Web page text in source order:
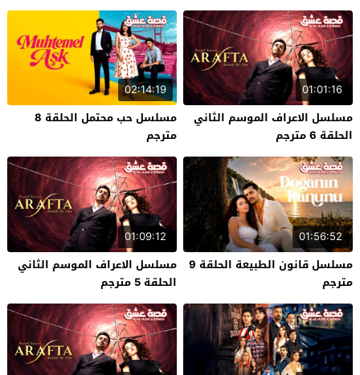
01:01:16
مسلسل الاعراف الموسم الثاني
الحلقة 6 مترجم
02:14:19
مسلسل حب محتمل الحلقة 8
مترجم
01:56:52
مسلسل قانون الطبيعة الحلقة 9
مترجم
01:09:12
مسلسل الاعراف الموسم الثاني
الحلقة 5 مترجم